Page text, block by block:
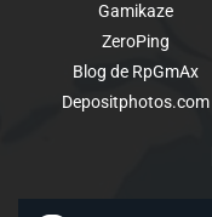
Gamikaze
ZeroPing
Blog de RpGmAx
Depositphotos.com